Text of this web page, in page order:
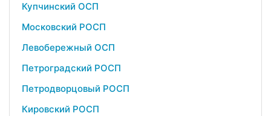
Купчинский ОСП
Московский РОСП
Левобережный ОСП
Петроградский РОСП
Петродворцовый РОСП
Кировский РОСП